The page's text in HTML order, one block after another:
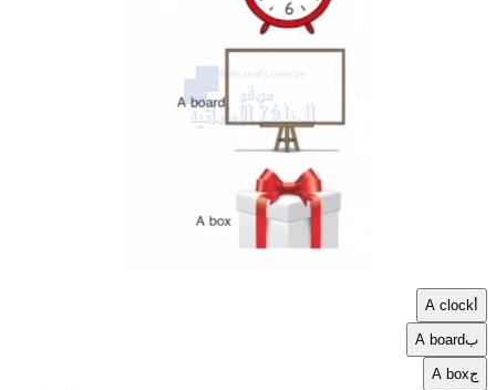
A clock
بA board
جA box